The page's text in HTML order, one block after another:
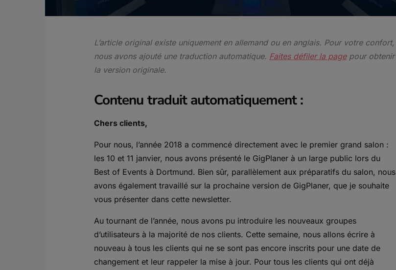
L’article original existe uniquement en allemand ou en anglais. Pour votre confort,
nous avons ajouté une traduction automatique. Faites défiler la pagepour obtenir
la version originale.
Contenu traduit automatiquement :
Chers clients,
Pour nous, l’année 2018 a commencé directement avec le premier grand salon :
les 10 et 11 janvier, nous avons présenté le GigPlaner à un large public lors du
Best of Events à Dortmund. Bien sûr, parallèlement aux préparatifs du salon, nous
avons également travaillé sur la prochaine version de GigPlaner, que je souhaite
vous présenter dans cette newsletter.
Au tournant de l’année, nous avons pu introduire les nouveaux groupes
d’utilisateurs à la majorité de nos clients. Cette semaine, nous allons écrire à
nouveau à tous les clients qui ne se sont pas encore inscrits pour une date de
changement et leur rappeler la mise à jour. Pour tous les clients qui ont déjà